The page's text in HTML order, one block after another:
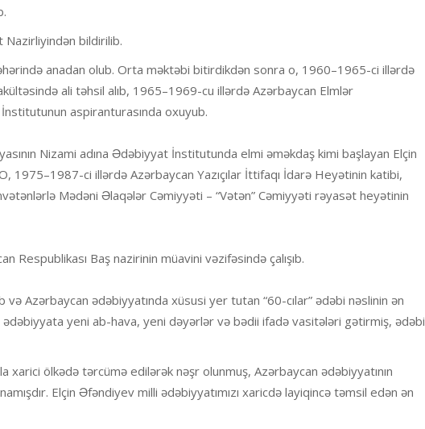
bildirilib.
anadan olub. Orta məktəbi bitirdikdən sonra o, 1960–1965-ci illərdə
ali təhsil alıb, 1965–1969-cu illərdə Azərbaycan Elmlər
aspiranturasında oxuyub.
Nizami adına Ədəbiyyat İnstitutunda elmi əməkdaş kimi başlayan Elçin
ci illərdə Azərbaycan Yazıçılar İttifaqı İdarə Heyətinin katibi,
Mədəni Əlaqələr Cəmiyyəti – “Vətən” Cəmiyyəti rəyasət heyətinin
Baş nazirinin müavini vəzifəsində çalışıb.
və Azərbaycan ədəbiyyatında xüsusi yer tutan “60-cılar” ədəbi nəslinin ən
ədəbiyyata yeni ab-hava, yeni dəyərlər və bədii ifadə vasitələri gətirmiş, ədəbi
ölkədə tərcümə edilərək nəşr olunmuş, Azərbaycan ədəbiyyatının
Elçin Əfəndiyev milli ədəbiyyatımızı xaricdə layiqincə təmsil edən ən